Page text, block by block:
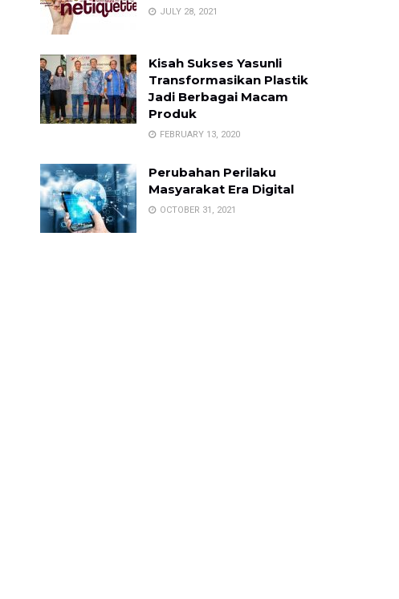
JULY 28, 2021
Kisah Sukses Yasunli
Transformasikan Plastik
Jadi Berbagai Macam
Produk
FEBRUARY 13, 2020
Perubahan Perilaku
Masyarakat Era Digital
OCTOBER 31, 2021